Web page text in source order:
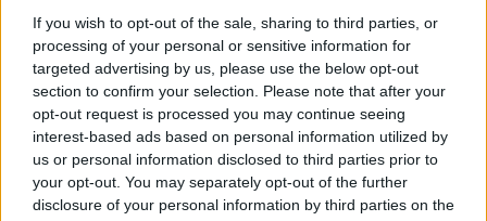
If you wish to opt-out of the sale, sharing to third parties, or
processing of your personal or sensitive information for
targeted advertising by us, please use the below opt-out
section to confirm your selection. Please note that after your
opt-out request is processed you may continue seeing
interest-based ads based on personal information utilized by
us or personal information disclosed to third parties prior to
your opt-out. You may separately opt-out of the further
disclosure of your personal information by third parties on the
jön szembe GSO-n vagy a social médiában. Segítünk,
hogy naprakész maradj, kiválogatjuk neked a
legjobbakat,iratkozz fel hírlevelünkre!
Kijelentem, hogy az
tartalmát
megismertem és azt elfogadom.